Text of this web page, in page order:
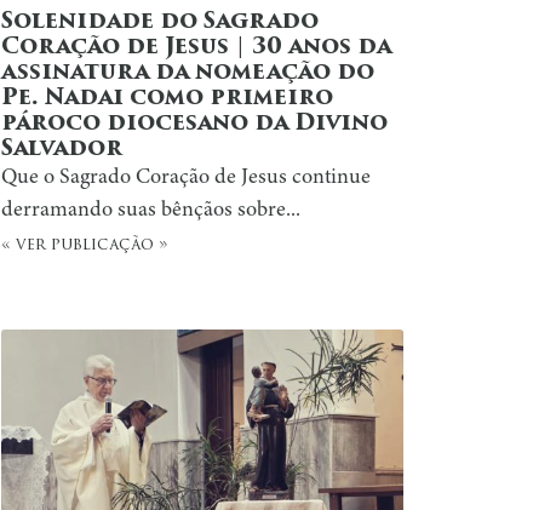
Solenidade do Sagrado
Coração de Jesus | 30 anos da
assinatura da nomeação do
Pe. Nadai como primeiro
pároco diocesano da Divino
Salvador
Que o Sagrado Coração de Jesus continue
derramando suas bênçãos sobre...
« ver publicação »